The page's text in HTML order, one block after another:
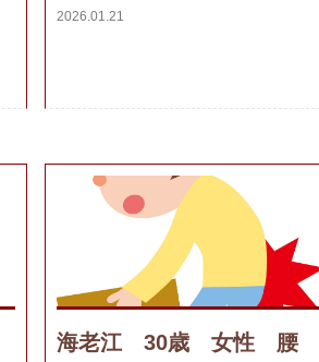
2026.01.21
海老江 30歳 女性 腰